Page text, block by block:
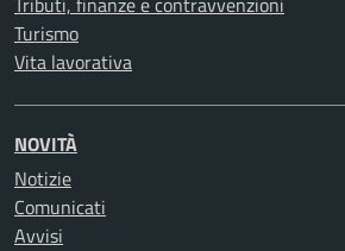
Turismo
Vita lavorativa
NOVITÀ
Notizie
Comunicati
Avvisi